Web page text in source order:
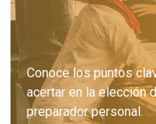
Conoce los puntos
acertar en la elección
preparador personal.